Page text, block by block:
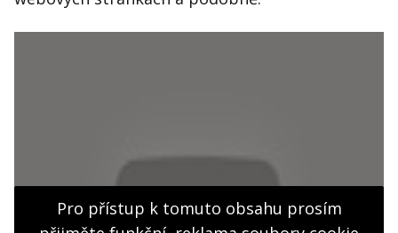
Pro přístup k tomuto obsahu prosím